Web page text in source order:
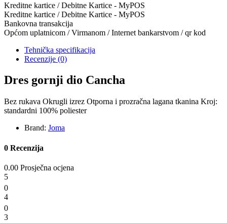
Kreditne kartice / Debitne Kartice - MyPOS
Kreditne kartice / Debitne Kartice - MyPOS
Bankovna transakcija
Općom uplatnicom / Virmanom / Internet bankarstvom / qr kod
Tehnička specifikacija
Recenzije (0)
Dres gornji dio Cancha
Bez rukava Okrugli izrez Otporna i prozračna lagana tkanina Kroj:
standardni 100% poliester
Brand: Joma
0 Recenzija
0.00 Prosječna ocjena
5
0
4
0
3